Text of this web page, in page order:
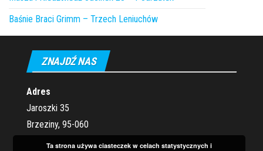
Baśnie Braci Grimm – Trzech Leniuchów
ZNAJDŹ NAS
Adres
Jaroszki 35
Brzeziny, 95-060
Ta strona używa ciasteczek w celach statystycznych i